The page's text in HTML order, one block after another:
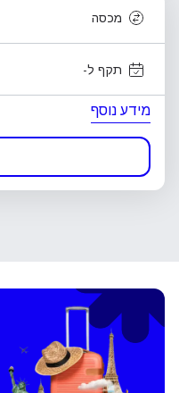
מכסה
תקף ל-
מידע נוסף